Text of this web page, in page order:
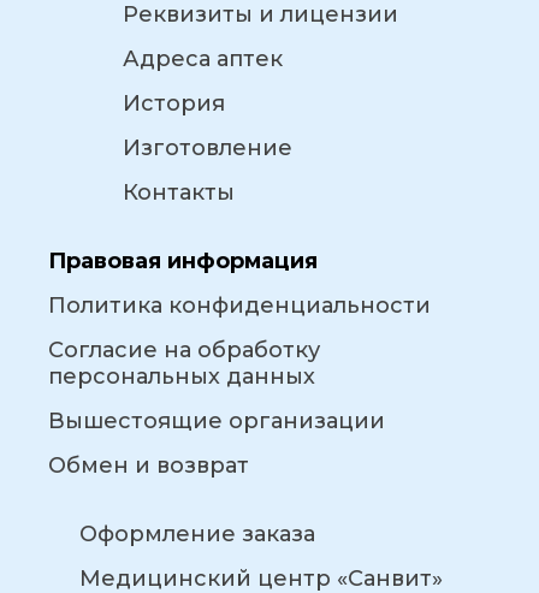
Реквизиты и лицензии
Адреса аптек
История
Изготовление
Контакты
Правовая информация
Политика конфиденциальности
Согласие на обработку
персональных данных
Вышестоящие организации
Обмен и возврат
Оформление заказа
Медицинский центр «Санвит»